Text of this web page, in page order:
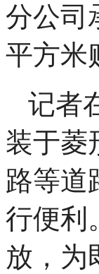
分公司
平方米
记者
装于菱
路等道
行便利
放，为